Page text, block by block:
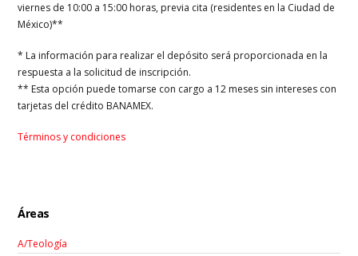
viernes de 10:00 a 15:00 horas, previa cita (residentes en la Ciudad de
México)**
* La información para realizar el depósito será proporcionada en la
respuesta a la solicitud de inscripción.
** Esta opción puede tomarse con cargo a 12 meses sin intereses con
tarjetas del crédito BANAMEX.
Términos y condiciones
Áreas
A/Teología